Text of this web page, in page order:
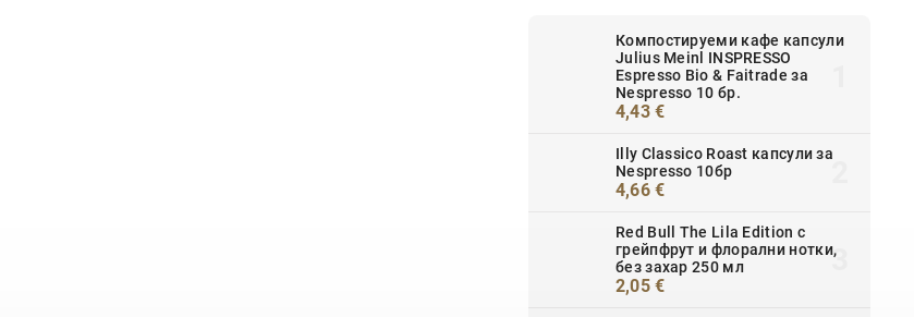
Компостируеми кафе капсули
Julius Meinl INSPRESSO
Espresso Bio & Faitrade за
Nespresso 10 бр.
4,43 €
Illy Classico Roast капсули за
Nespresso 10бр
4,66 €
Red Bull The Lila Edition с
грейпфрут и флорални нотки,
без захар 250 мл
2,05 €